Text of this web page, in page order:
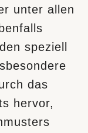
unter allen
speziell
das
hervor,